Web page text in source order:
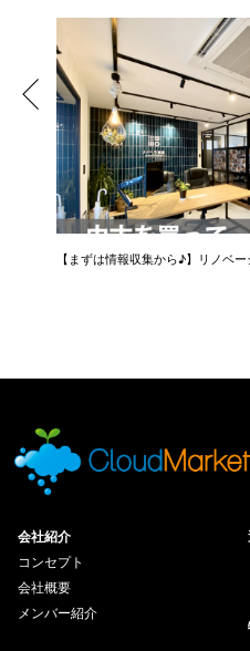
【まずは情報収集から♪】リノベ
会社紹介
コンセプト
会社概要
メンバー紹介